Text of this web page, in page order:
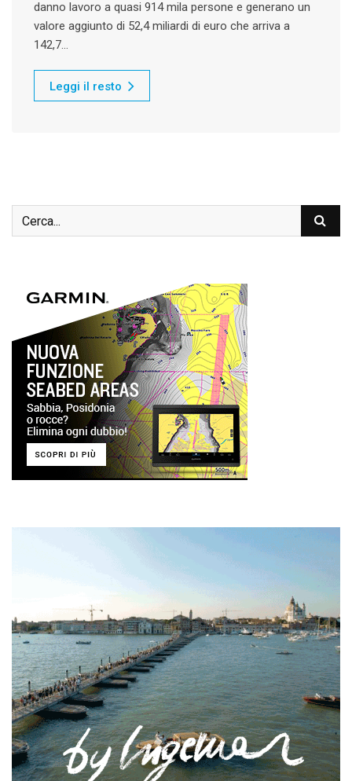
danno lavoro a quasi 914 mila persone e generano un
valore aggiunto di 52,4 miliardi di euro che arriva a
142,7…
Leggi il resto